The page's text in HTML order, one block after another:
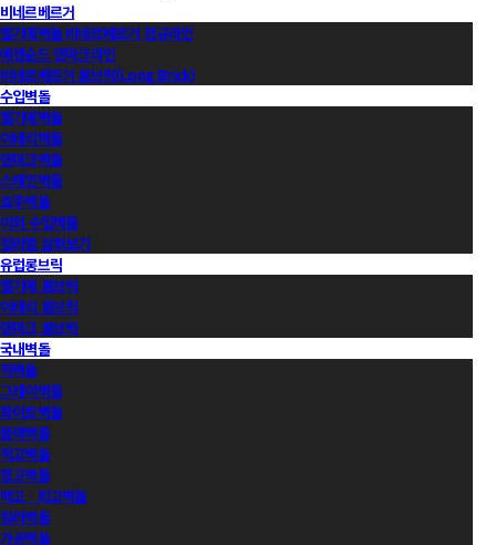
비네르베르거
벨기에벽돌 비네르베르거 정규라인
에겐순드 덴마크라인
비네르베르거 롱브릭(Long Brick)
수입벽돌
벨기에벽돌
이태리벽돌
덴마크벽돌
스페인벽돌
호주벽돌
이외 수입벽돌
컬러별 살펴보기
유럽롱브릭
벨기에 롱브릭
이태리 롱브릭
덴마크 롱브릭
국내벽돌
적벽돌
그레이벽돌
화이트벽돌
블랙벽돌
적고벽돌
청고벽돌
백고ㆍ회고벽돌
컬러벽돌
가공벽돌